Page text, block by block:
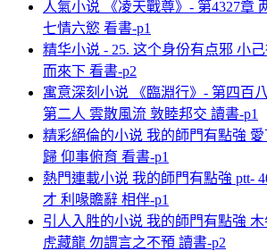
人氣小说 《凌天戰尊》- 第4327章
七情六慾 看書-p1
精华小说 - 25. 这个身份有点邪 小
而來下 看書-p2
寓意深刻小说 《臨淵行》- 第四百
第二人 雲散風流 敦睦邦交 讀書-p1
精彩絕倫的小说 我的師門有點強
歸 仰事俯育 看書-p1
熱門連載小说 我的師門有點強 ptt-
才 利喙贍辭 相伴-p1
引人入胜的小说 我的師門有點強 木
虎藏龍 勿謂言之不預 讀書-p2